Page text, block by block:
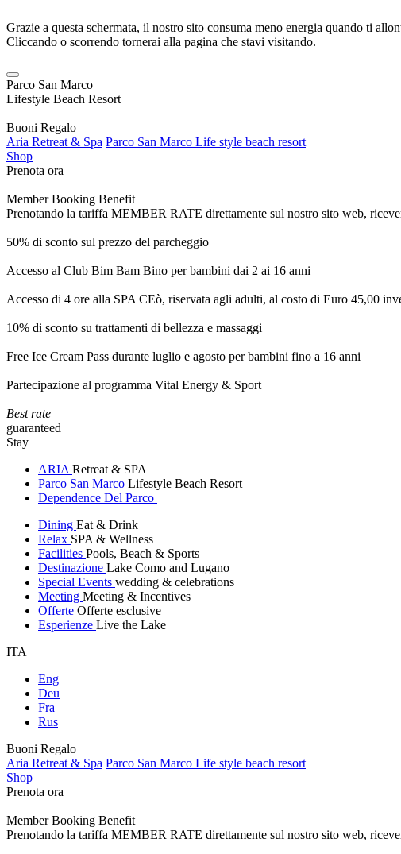
Grazie a questa schermata, il nostro sito consuma meno energia quando ti
Cliccando o scorrendo tornerai alla pagina che stavi visitando.
Parco San Marco
Lifestyle Beach Resort
Buoni Regalo
Aria Retreat & Spa Parco San Marco Life style beach resort
Shop
Prenota ora
Member Booking Benefit
Prenotando la tariffa MEMBER RATE direttamente sul nostro sito web,
50% di sconto sul prezzo del parcheggio
Accesso al Club Bim Bam Bino per bambini dai 2 ai 16 anni
Accesso di 4 ore alla SPA CEò, riservata agli adulti, al costo di Euro 45,00
10% di sconto su trattamenti di bellezza e massaggi
Free Ice Cream Pass durante luglio e agosto per bambini fino a 16 anni
Partecipazione al programma Vital Energy & Sport
Best rate
guaranteed
Stay
ARIA Retreat & SPA
Parco San Marco Lifestyle Beach Resort
Dependence Del Parco
Dining Eat & Drink
Relax SPA & Wellness
Facilities Pools, Beach & Sports
Destinazione Lake Como and Lugano
Special Events wedding & celebrations
Meeting Meeting & Incentives
Offerte Offerte esclusive
Esperienze Live the Lake
ITA
Eng
Deu
Fra
Rus
Buoni Regalo
Aria Retreat & Spa Parco San Marco Life style beach resort
Shop
Prenota ora
Member Booking Benefit
Prenotando la tariffa MEMBER RATE direttamente sul nostro sito web,